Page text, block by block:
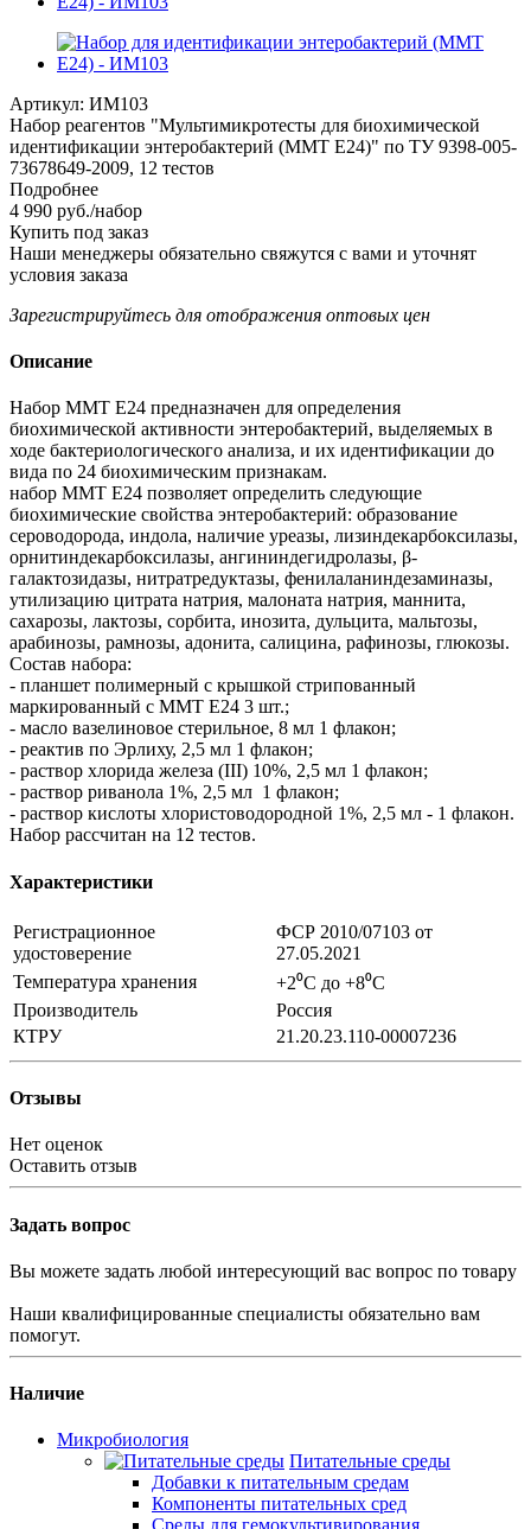
Артикул: ИМ103
Набор реагентов "Мультимикротесты для биохимической
идентификации энтеробактерий (ММТ Е24)" по ТУ 9398-005-
73678649-2009, 12 тестов
Подробнее
4 990 руб./набор
Купить под заказ
Наши менеджеры обязательно свяжутся с вами и уточнят
условия заказа
Зарегистрируйтесь для отображения оптовых цен
Описание
Набор ММТ Е24 предназначен для определения
биохимической активности энтеробактерий, выделяемых в
ходе бактериологического анализа, и их идентификации до
вида по 24 биохимическим признакам.
набор ММТ Е24 позволяет определить следующие
биохимические свойства энтеробактерий: образование
сероводорода, индола, наличие уреазы, лизиндекарбоксилазы,
орнитиндекарбоксилазы, ангининдегидролазы, β-
галактозидазы, нитратредуктазы, фенилаланиндезаминазы,
утилизацию цитрата натрия, малоната натрия, маннита,
сахарозы, лактозы, сорбита, инозита, дульцита, мальтозы,
арабинозы, рамнозы, адонита, салицина, рафинозы, глюкозы.
Состав набора:
- планшет полимерный с крышкой стрипованный
маркированный с ММТ Е24 3 шт.;
- масло вазелиновое стерильное, 8 мл 1 флакон;
- реактив по Эрлиху, 2,5 мл 1 флакон;
- раствор хлорида железа (III) 10%, 2,5 мл 1 флакон;
- раствор риванола 1%, 2,5 мл 1 флакон;
- раствор кислоты хлористоводородной 1%, 2,5 мл - 1 флакон.
Набор рассчитан на 12 тестов.
Характеристики
Регистрационное
удостоверение
ФСР 2010/07103 от
27.05.2021
Температура хранения
+2⁰С до +8⁰С
Производитель
Россия
КТРУ
21.20.23.110-00007236
Отзывы
Нет оценок
Оставить отзыв
Задать вопрос
Вы можете задать любой интересующий вас вопрос по товару
Наши квалифицированные специалисты обязательно вам
помогут.
Наличие
Микробиология
Питательные среды
Добавки к питательным средам
Компоненты питательных сред